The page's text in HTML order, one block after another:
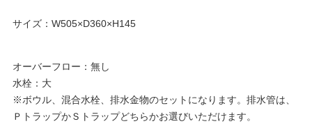
サイズ：W505×D360×H145
オーバーフロー：無し
水栓：大
※ボウル、混合水栓、排水金物のセットになります。排水管は、
ＰトラップかＳトラップどちらかお選びいただけます。